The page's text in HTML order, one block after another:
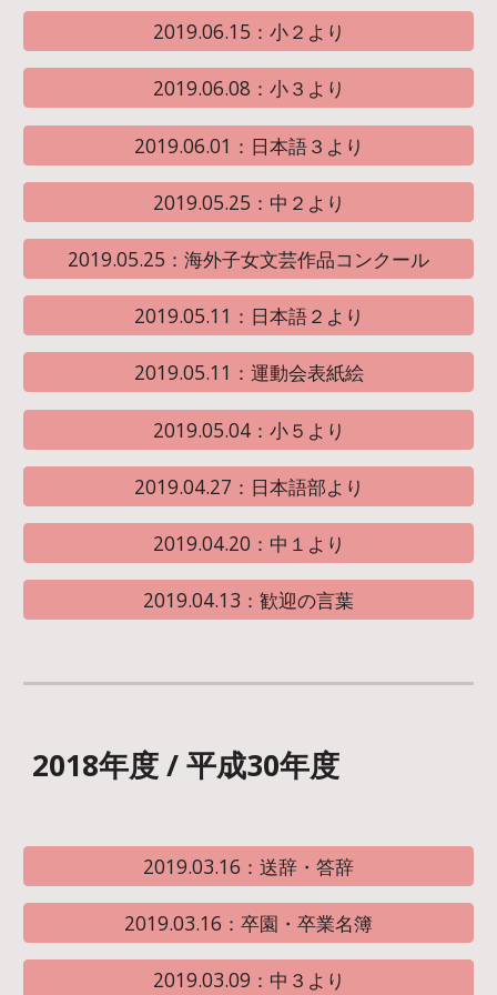
2019.06.15：小２より
2019.06.08：小３より
2019.06.01：日本語３より
2019.05.25：中２より
2019.05.25：海外子女文芸作品コンクール
2019.05.11：日本語２より
2019.05.11：運動会表紙絵
2019.05.04：小５より
2019.04.27：日本語部より
2019.04.20：中１より
2019.04.13：歓迎の言葉
2018年度 / 平成30年度
2019.03.16：送辞・答辞
2019.03.16：卒園・卒業名簿
2019.03.09：中３より